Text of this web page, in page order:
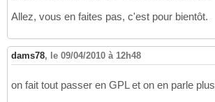
Allez, vous en faites pas, c'est pour bientôt.
dams78, le 09/04/2010 à 12h48
on fait tout passer en GPL et on en parle plus